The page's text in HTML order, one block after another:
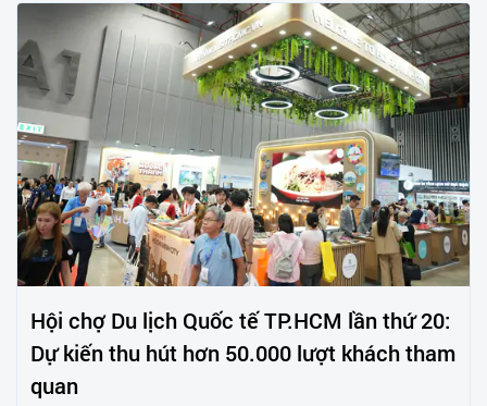
Hội chợ Du lịch Quốc tế TP.HCM lần thứ 20:
Dự kiến thu hút hơn 50.000 lượt khách tham
quan